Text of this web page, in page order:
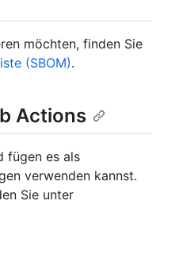
möchten, finden Sie
(SBOM).
Actions
fügen es als
verwenden kannst.
Sie unter